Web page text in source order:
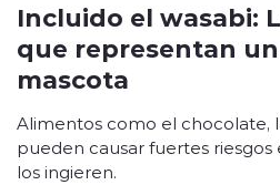
Incluido el wasabi:
que representan
mascota
Alimentos como el chocolate,
pueden causar fuertes riesgos
los ingieren.